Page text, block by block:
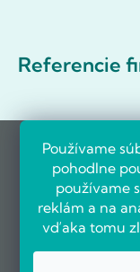
Používame
pohodlne
používame
reklám a na
vďaka tomu
Referencie